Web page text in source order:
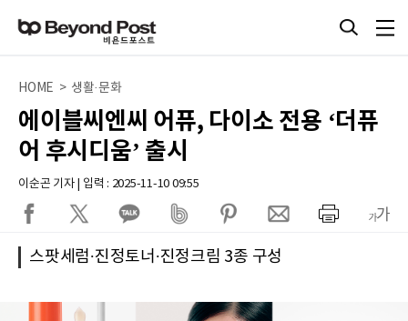
HOME > 생활·문화
에이블씨엔씨 어퓨, 다이소 전용 ‘더퓨
어 후시디움’ 출시
이순곤 기자 | 입력 : 2025-11-10 09:55
스팟세럼∙진정토너∙진정크림 3종 구성